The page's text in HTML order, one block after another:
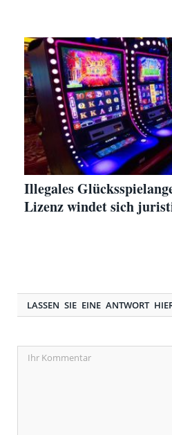
Illegales
Lizenz windet sich
LASSEN SIE EINE ANTWORT